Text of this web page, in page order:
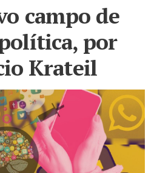
campo de
por
Krateil